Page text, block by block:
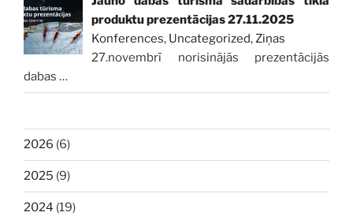
produktu prezentācijas 27.11.2025
Konferences, Uncategorized,Ziņas
27.novembrī norisinājās prezentācijās
dabas …
2026 (6)
2025 (9)
2024 (19)